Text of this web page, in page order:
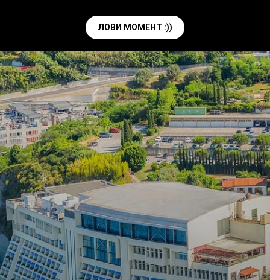
ЛОВИ МОМЕНТ :))